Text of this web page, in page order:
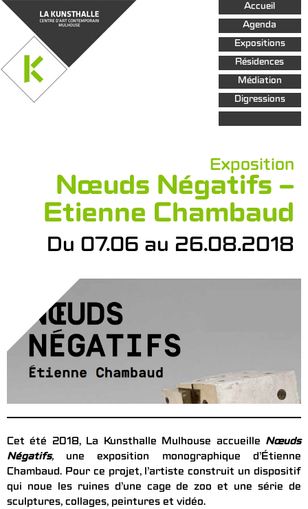
Aller au
contenu
principal
Accueil
Agenda
Expositions
Résidences
Médiation
Digressions
Exposition
Nœuds Négatifs –
Etienne Chambaud
Du 07.06 au 26.08.2018
Cet été 2018, La Kunsthalle Mulhouse accueille Nœuds
Négatifs, une exposition monographique d’Étienne
Chambaud. Pour ce projet, l’artiste construit un dispositif
qui noue les ruines d’une cage de zoo et une série de
sculptures, collages, peintures et vidéo.